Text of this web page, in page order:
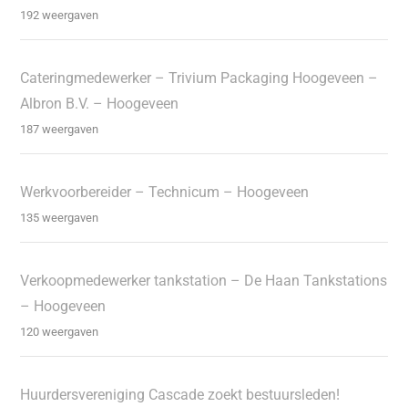
192 weergaven
Cateringmedewerker – Trivium Packaging Hoogeveen –
Albron B.V. – Hoogeveen
187 weergaven
Werkvoorbereider – Technicum – Hoogeveen
135 weergaven
Verkoopmedewerker tankstation – De Haan Tankstations
– Hoogeveen
120 weergaven
Huurdersvereniging Cascade zoekt bestuursleden!